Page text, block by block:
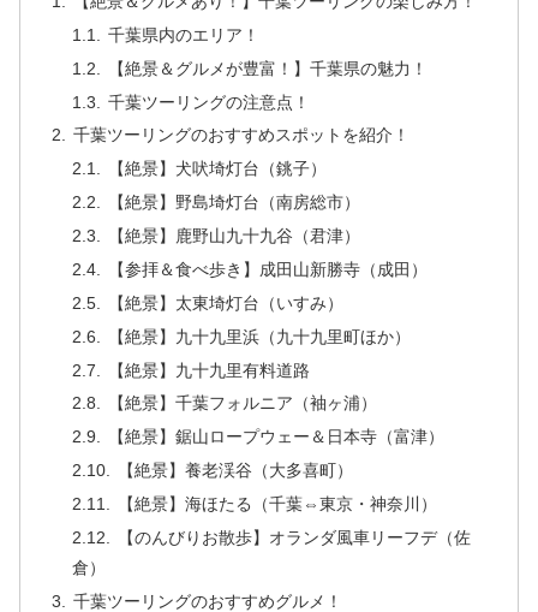
千葉県内のエリア！
【絶景＆グルメが豊富！】千葉県の魅力！
千葉ツーリングの注意点！
千葉ツーリングのおすすめスポットを紹介！
【絶景】犬吠埼灯台（銚子）
【絶景】野島埼灯台（南房総市）
【絶景】鹿野山九十九谷（君津）
【参拝＆食べ歩き】成田山新勝寺（成田）
【絶景】太東埼灯台（いすみ）
【絶景】九十九里浜（九十九里町ほか）
【絶景】九十九里有料道路
【絶景】千葉フォルニア（袖ヶ浦）
【絶景】鋸山ロープウェー＆日本寺（富津）
【絶景】養老渓谷（大多喜町）
【絶景】海ほたる（千葉⇔東京・神奈川）
【のんびりお散歩】オランダ風車リーフデ（佐
倉）
千葉ツーリングのおすすめグルメ！